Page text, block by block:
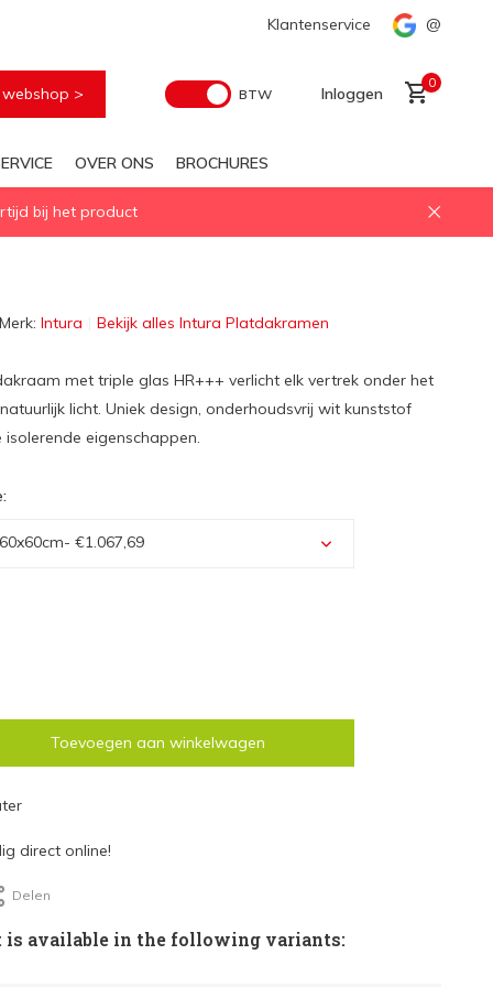
Klantenservice @
> BTW Inloggen
0
OVER ONS BROCHURES
bij het product
Merk: Intura Bekijk alles Intura Platdakramen
met triple glas HR+++ verlicht elk vertrek onder het
licht. Uniek design, onderhoudsvrij wit kunststof
eigenschappen.
- €1.067,69
- €1.273,39
Toevoegen aan winkelwagen
direct online!
Delen
is available in the following variants: